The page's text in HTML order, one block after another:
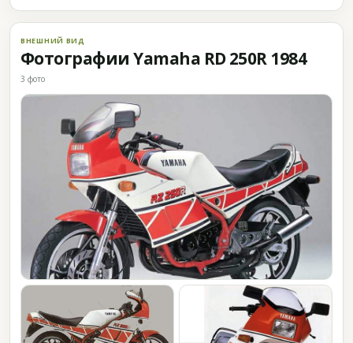
ВНЕШНИЙ ВИД
Фотографии Yamaha RD 250R 1984
3 фото